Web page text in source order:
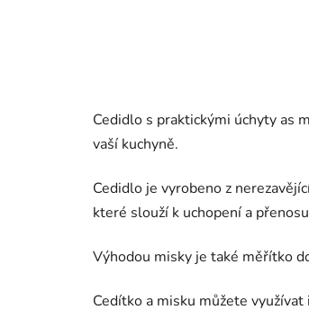
Cedidlo s praktickými úchyty as
vaší kuchyně.
Cedidlo je vyrobeno z
které slouží k uchopení a
Výhodou misky je také měřítko
Cedítko a misku můžete